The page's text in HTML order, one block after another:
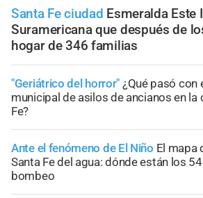
Santa Fe ciudad Esmeralda Este
Suramericana que después de
hogar de 346 familias
"Geriátrico del horror" ¿Qué pasó con
municipal de asilos de ancianos en la
Fe?
Ante el fenómeno de El Niño El mapa
Santa Fe del agua: dónde están los
bombeo